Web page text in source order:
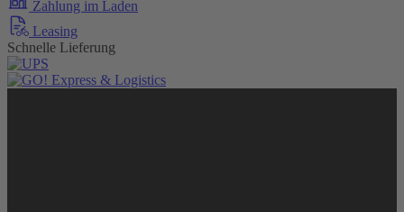
Zahlung im Laden
Leasing
Schnelle Lieferung